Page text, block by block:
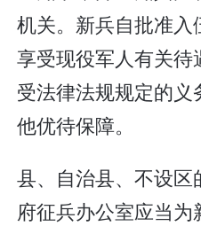
机关。新兵自批准
享受现役军人有关
受法律法规规定的
他优待保障。
县、自治县、不设
府征兵办公室应当为